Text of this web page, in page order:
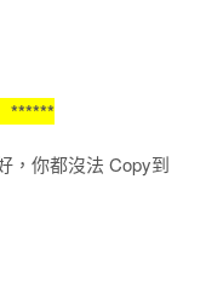
******
，你都沒法 Copy到